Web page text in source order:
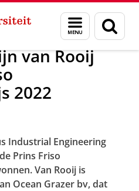
Menu
en
zoeken
Nieuwsberichten
van Rooij
2022
Industrial Engineering
Prins Friso
Van Rooij is
Ocean Grazer bv, dat